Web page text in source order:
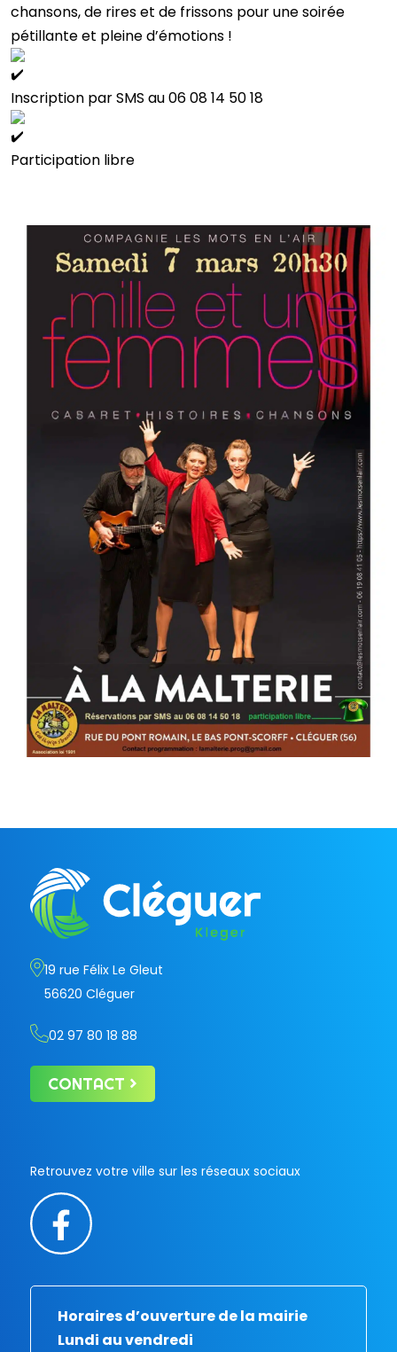
chansons, de rires et de frissons pour une soirée
pétillante et pleine d’émotions !
Inscription par SMS au 06 08 14 50 18
Participation libre
19 rue Félix Le Gleut
56620 Cléguer
02 97 80 18 88
CONTACT
Retrouvez votre ville sur les réseaux sociaux
Horaires d’ouverture de la mairie
Lundi au vendredi